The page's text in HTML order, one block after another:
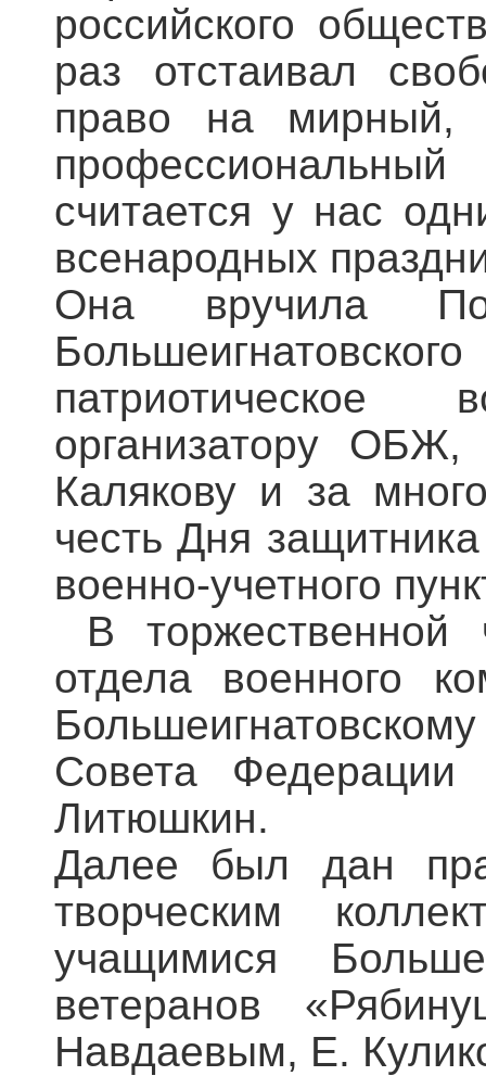
российского
раз отстаивал
право на мирный,
считается у нас
всенародных
Она вручила
патриотическое
организатору
Калякову и за
честь Дня
военно-учетного
В торжественной
отдела военного
Совета
Литюшкин.
Далее был дан
творческим
учащимися
ветеранов
Навдаевым, Е.